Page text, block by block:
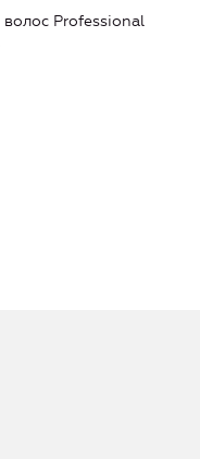
Professional